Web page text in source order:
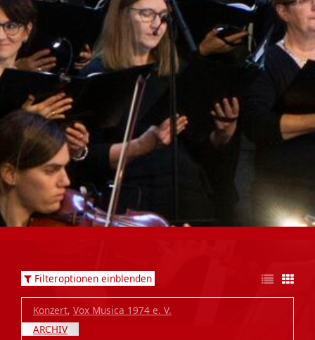
Filteroptionen einblenden
Konzert, Vox Musica 1974 e. V.
ARCHIV